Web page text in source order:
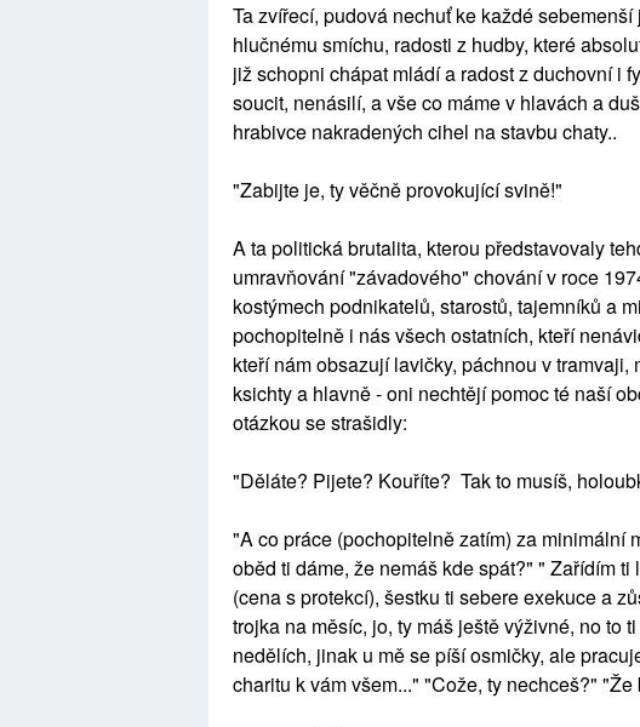
Ta zvířecí, pudová nechuť ke každé
hlučnému smíchu, radosti z hudby, které
již schopni chápat mládí a radost z duchovní i
soucit, nenásilí, a vše co máme v hlavách a
hrabivce nakradených cihel na stavbu chaty..
"Zabijte je, ty věčně provokující svině!"
A ta politická brutalita, kterou představovaly
umravňování "závadového" chování v roce
kostýmech podnikatelů, starostů, tajemníků a
pochopitelně i nás všech ostatních, kteří
kteří nám obsazují lavičky, páchnou v
ksichty a hlavně - oni nechtějí pomoc té naší
otázkou se strašidly:
"Děláte? Pijete? Kouříte? Tak to musíš,
"A co práce (pochopitelně zatím) za minimální
oběd ti dáme, že nemáš kde spát?" " Zařídím
(cena s protekcí), šestku ti sebere exekuce a
trojka na měsíc, jo, ty máš ještě výživné, no to
nedělích, jinak u mě se píší osmičky, ale
charitu k vám všem..." "Cože, ty nechceš?"